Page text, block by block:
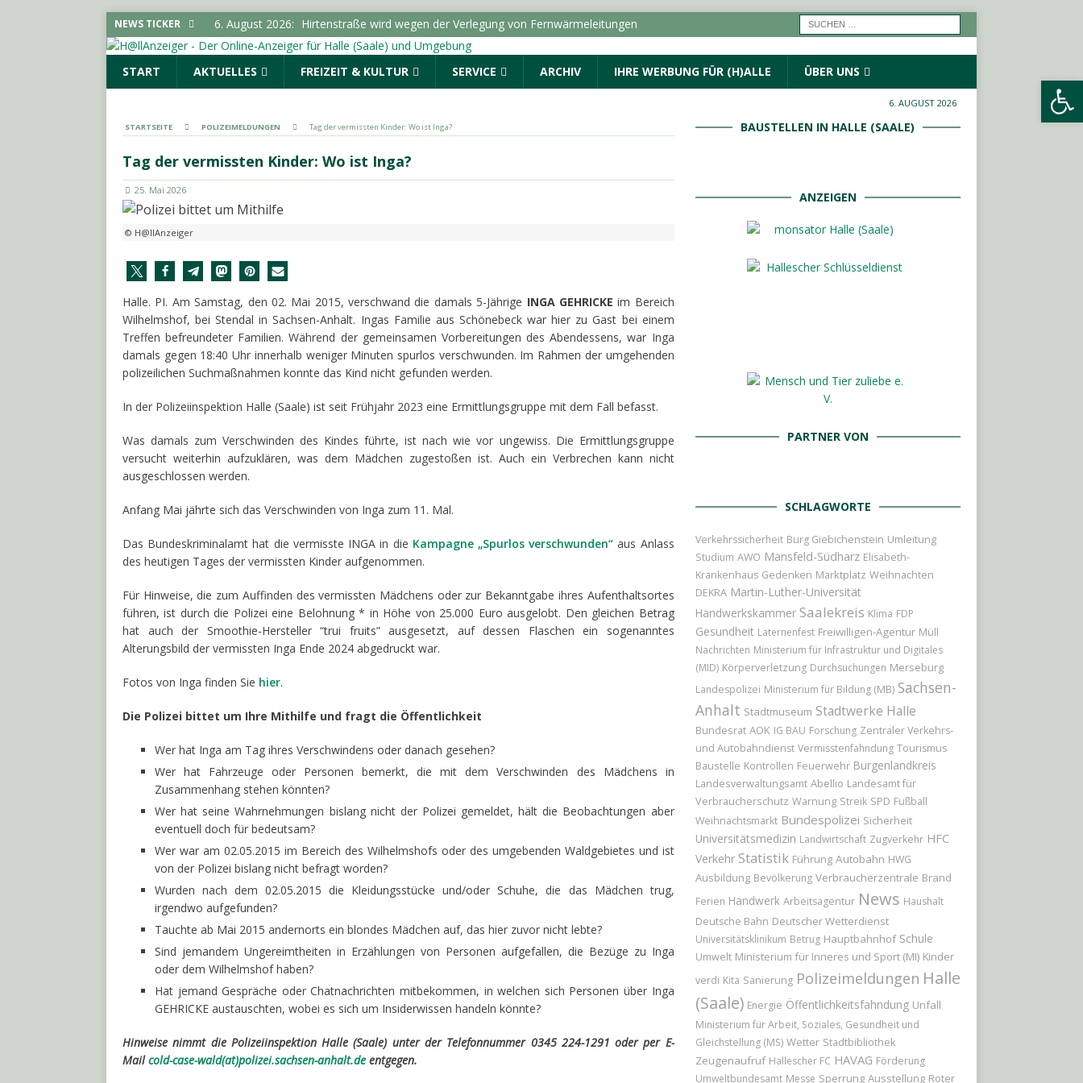
Werkzeugleiste öffnen
NEWS TICKER 6. August 2026: Hirtenstraße wird wegen der Verlegung von Fernwärmeleitungen
gesperrt
LOKALE NACHRICHTEN - HALLE (SAALE) & UMGEBUNG
6. August 2026:
Polizeimeldungen vom Donnerstag, 06.08.2026
6. August 2026:
Kampagne „Menschen. Nicht Herkunft.“ startet in Sachsen-Anhalt
6. August 2026: Elektrolyte: Drei Fragen an die AOK Sachsen-Anhalt
START AKTUELLES FREIZEIT & KULTUR SERVICE ARCHIV IHRE WERBUNG FÜR (H)ALLE ÜBER UNS
6. AUGUST 2026
STARTSEITE POLIZEIMELDUNGEN Tag der vermissten Kinder: Wo ist Inga?
Tag der vermissten Kinder: Wo ist Inga?
25. Mai 2026
© H@llAnzeiger
Halle. PI. Am Samstag, den 02. Mai 2015, verschwand die damals 5-Jährige INGA GEHRICKE im Bereich
Wilhelmshof, bei Stendal in Sachsen-Anhalt. Ingas Familie aus Schönebeck war hier zu Gast bei einem
Treffen befreundeter Familien. Während der gemeinsamen Vorbereitungen des Abendessens, war Inga
damals gegen 18:40 Uhr innerhalb weniger Minuten spurlos verschwunden. Im Rahmen der umgehenden
polizeilichen Suchmaßnahmen konnte das Kind nicht gefunden werden.
In der Polizeiinspektion Halle (Saale) ist seit Frühjahr 2023 eine Ermittlungsgruppe mit dem Fall befasst.
Was damals zum Verschwinden des Kindes führte, ist nach wie vor ungewiss. Die Ermittlungsgruppe
versucht weiterhin aufzuklären, was dem Mädchen zugestoßen ist. Auch ein Verbrechen kann nicht
ausgeschlossen werden.
Anfang Mai jährte sich das Verschwinden von Inga zum 11. Mal.
Das Bundeskriminalamt hat die vermisste INGA in die Kampagne „Spurlos verschwunden“ aus Anlass
des heutigen Tages der vermissten Kinder aufgenommen.
Für Hinweise, die zum Auffinden des vermissten Mädchens oder zur Bekanntgabe ihres Aufenthaltsortes
führen, ist durch die Polizei eine Belohnung * in Höhe von 25.000 Euro ausgelobt. Den gleichen Betrag
hat auch der Smoothie-Hersteller “trui fruits” ausgesetzt, auf dessen Flaschen ein sogenanntes
Alterungsbild der vermissten Inga Ende 2024 abgedruckt war.
Fotos von Inga finden Sie hier.
Die Polizei bittet um Ihre Mithilfe und fragt die Öffentlichkeit
Wer hat Inga am Tag ihres Verschwindens oder danach gesehen?
Wer hat Fahrzeuge oder Personen bemerkt, die mit dem Verschwinden des Mädchens in
Zusammenhang stehen könnten?
Wer hat seine Wahrnehmungen bislang nicht der Polizei gemeldet, hält die Beobachtungen aber
eventuell doch für bedeutsam?
Wer war am 02.05.2015 im Bereich des Wilhelmshofs oder des umgebenden Waldgebietes und ist
von der Polizei bislang nicht befragt worden?
Wurden nach dem 02.05.2015 die Kleidungsstücke und/oder Schuhe, die das Mädchen trug,
irgendwo aufgefunden?
Tauchte ab Mai 2015 andernorts ein blondes Mädchen auf, das hier zuvor nicht lebte?
Sind jemandem Ungereimtheiten in Erzählungen von Personen aufgefallen, die Bezüge zu Inga
oder dem Wilhelmshof haben?
Hat jemand Gespräche oder Chatnachrichten mitbekommen, in welchen sich Personen über Inga
GEHRICKE austauschten, wobei es sich um Insiderwissen handeln könnte?
Hinweise nimmt die Polizeiinspektion Halle (Saale) unter der Telefonnummer 0345 224-1291 oder per E-
Mailcold-case-wald(at)polizei.sachsen-anhalt.de entgegen.
BAUSTELLEN IN HALLE (SAALE)
ANZEIGEN
PARTNER VON
SCHLAGWORTE
Verkehrssicherheit Burg Giebichenstein Umleitung
Studium AWO Mansfeld-Südharz Elisabeth-
Krankenhaus Gedenken Marktplatz Weihnachten
DEKRA Martin-Luther-Universität
Handwerkskammer Saalekreis Klima FDP
Gesundheit Laternenfest Freiwilligen-Agentur Müll
Nachrichten Ministerium für Infrastruktur und Digitales
(MID) Körperverletzung Durchsuchungen Merseburg
Landespolizei Ministerium für Bildung (MB) Sachsen-
Anhalt Stadtmuseum Stadtwerke Halle
Bundesrat AOK IG BAU Forschung Zentraler Verkehrs-
und Autobahndienst Vermisstenfahndung Tourismus
Baustelle Kontrollen Feuerwehr Burgenlandkreis
Landesverwaltungsamt Abellio Landesamt für
Verbraucherschutz Warnung Streik SPD Fußball
Weihnachtsmarkt Bundespolizei Sicherheit
Universitätsmedizin Landwirtschaft Zugverkehr HFC
Verkehr Statistik Führung Autobahn HWG
Ausbildung Bevölkerung Verbraucherzentrale Brand
Ferien Handwerk Arbeitsagentur News Haushalt
Deutsche Bahn Deutscher Wetterdienst
Universitätsklinikum Betrug Hauptbahnhof Schule
Umwelt Ministerium für Inneres und Sport (MI) Kinder
verdi Kita Sanierung Polizeimeldungen Halle
(Saale) Energie Öffentlichkeitsfahndung Unfall
Ministerium für Arbeit, Soziales, Gesundheit und
Gleichstellung (MS) Wetter Stadtbibliothek
Zeugenaufruf Hallescher FC HAVAG Förderung
Umweltbundesamt Messe Sperrung Ausstellung Roter